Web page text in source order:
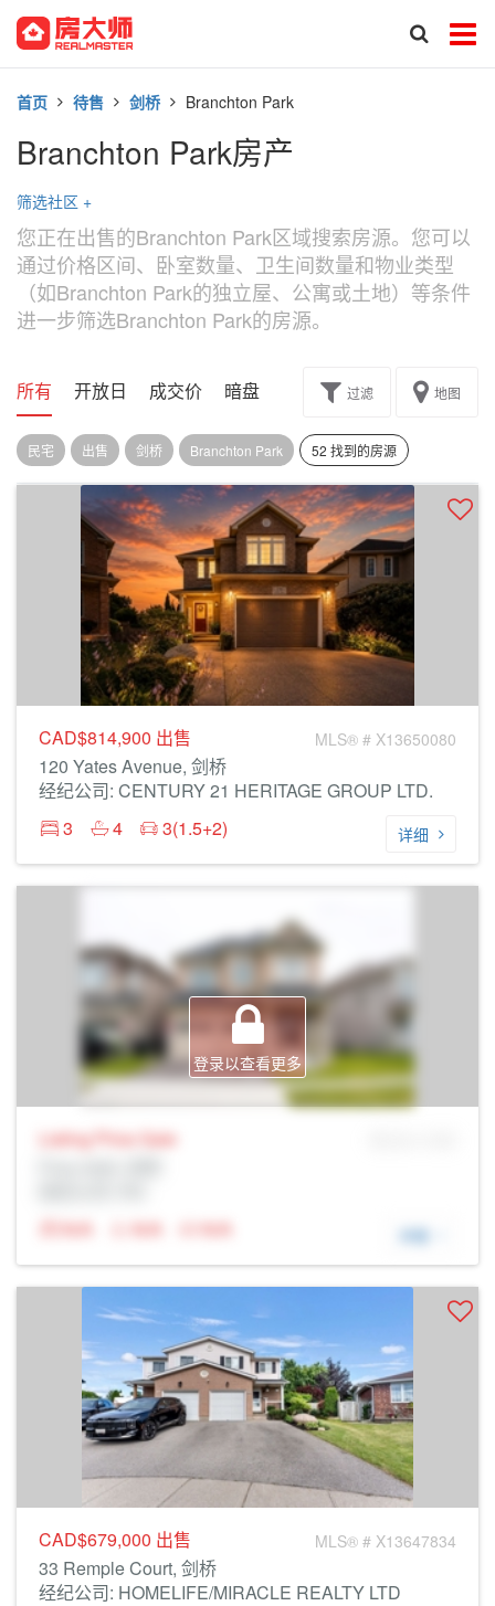
首页 待售 剑桥 Branchton Park
Branchton Park房产
筛选社区 +
您正在出售的Branchton Park区域搜索房源。您可以
通过价格区间、卧室数量、卫生间数量和物业类型
（如Branchton Park的独立屋、公寓或土地）等条件
进一步筛选Branchton Park的房源。
所有 开放日 成交价 暗盘 楼花转让过滤 地图
民宅 出售 剑桥 Branchton Park 52 找到的房源
CAD$814,900 出售 MLS® # X13650080
120 Yates Avenue, 剑桥
经纪公司: CENTURY 21 HERITAGE GROUP LTD.
3
4 3(1.5+2) 详细
登录以查看更多
Listing Price Sale
N/A
N/A N/A 详细
CAD$679,000 出售 MLS® # X13647834
33 Remple Court, 剑桥
经纪公司: HOMELIFE/MIRACLE REALTY LTD